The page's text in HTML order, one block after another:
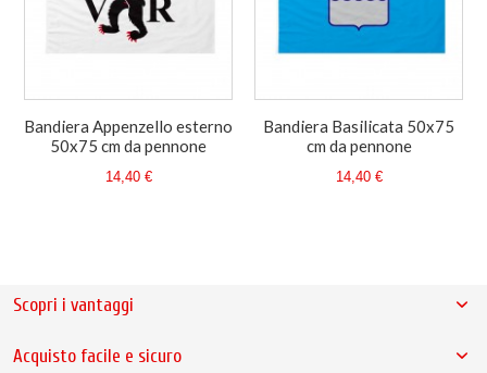
Bandiera Appenzello esterno
50x75 cm da pennone
14,40 €
Bandiera Basilicata 50x75
cm da pennone
14,40 €
Scopri i vantaggi
Acquisto facile e sicuro